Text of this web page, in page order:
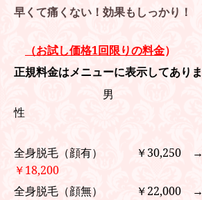
早くて痛くない！効果もしっかり！
（お試し価格1回限りの料金）
正規料金はメニューに表示してあり
男
全身脱毛（顔有） ￥30,250
￥18,200
全身脱毛（顔無） ￥22,000